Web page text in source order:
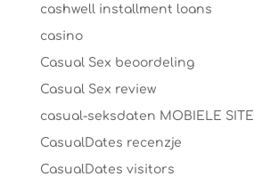
cashwell installment loans
casino
Casual Sex beoordeling
Casual Sex review
casual-seksdaten MOBIELE SITE
CasualDates recenzje
CasualDates visitors